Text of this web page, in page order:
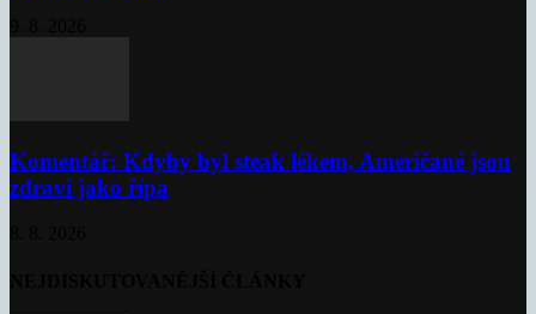
Komentář: Kdyby byl steak lékem, Američané jsou
zdraví jako řípa